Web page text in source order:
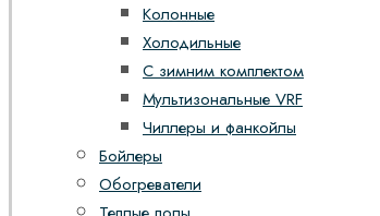
Колонные
Холодильные
С зимним комплектом
Мультизональные VRF
Чиллеры и фанкойлы
Бойлеры
Обогреватели